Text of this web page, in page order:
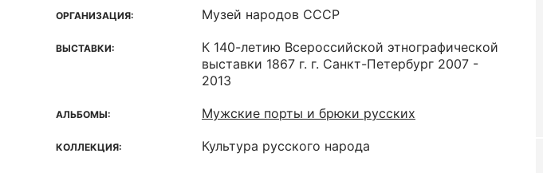
ОРГАНИЗАЦИЯ: Музей народов СССР
ВЫСТАВКИ:
К 140-летию Всероссийской этнографической
выставки 1867 г. г. Санкт-Петербург 2007 -
2013
АЛЬБОМЫ: Мужские порты и брюки русских
КОЛЛЕКЦИЯ: Культура русского народа